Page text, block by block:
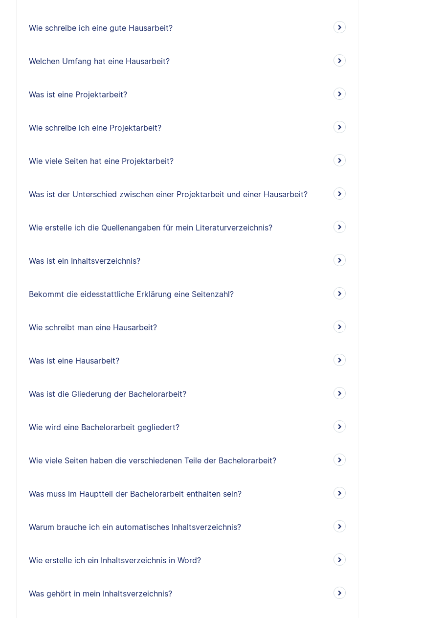
Wie schreibe ich eine gute Hausarbeit?
Welchen Umfang hat eine Hausarbeit?
Was ist eine Projektarbeit?
Wie schreibe ich eine Projektarbeit?
Wie viele Seiten hat eine Projektarbeit?
Was ist der Unterschied zwischen einer Projektarbeit und einer Hausarbeit?
Wie erstelle ich die Quellenangaben für mein Literaturverzeichnis?
Was ist ein Inhaltsverzeichnis?
Bekommt die eidesstattliche Erklärung eine Seitenzahl?
Wie schreibt man eine Hausarbeit?
Was ist eine Hausarbeit?
Was ist die Gliederung der Bachelorarbeit?
Wie wird eine Bachelorarbeit gegliedert?
Wie viele Seiten haben die verschiedenen Teile der Bachelorarbeit?
Was muss im Hauptteil der Bachelorarbeit enthalten sein?
Warum brauche ich ein automatisches Inhaltsverzeichnis?
Wie erstelle ich ein Inhaltsverzeichnis in Word?
Was gehört in mein Inhaltsverzeichnis?